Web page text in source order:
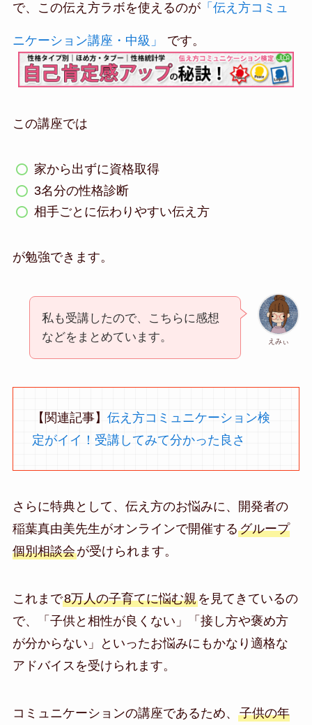
で、この伝え方ラボを使えるのが「伝え方コミュ
ニケーション講座・中級」 です。
この講座では
家から出ずに資格取得
3名分の性格診断
相手ごとに伝わりやすい伝え方
が勉強できます。
えみぃ
私も受講したので、こちらに感想
などをまとめています。
【関連記事】 伝え方コミュニケーション検
定がイイ！受講してみて分かった良さ
さらに特典として、伝え方のお悩みに、開発者の
稲葉真由美先生がオンラインで開催するグループ
個別相談会が受けられます。
これまで8万人の子育てに悩む親を見てきているの
で、「子供と相性が良くない」「接し方や褒め方
が分からない」といったお悩みにもかなり適格な
アドバイスを受けられます。
コミュニケーションの講座であるため、 子供の年